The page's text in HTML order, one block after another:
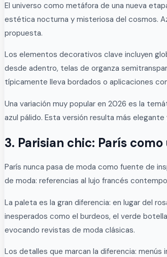
El universo como metáfora de una nueva
estética nocturna y misteriosa del cosmos.
propuesta.
Los elementos decorativos clave incluyen
desde adentro, telas de organza
típicamente lleva bordados o aplicaciones
Una variación muy popular en 2026 es la
azul pálido. Esta versión resulta más
3. Parisian chic: París
París nunca pasa de moda como fuente de
de moda: referencias al lujo francés
La paleta es la gran diferencia: en lugar del
inesperados como el burdeos, el verde
evocando revistas de moda clásicas.
Los detalles que marcan la diferencia: